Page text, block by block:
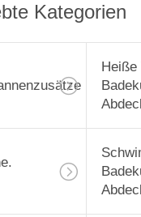
Kategorien
Heiße